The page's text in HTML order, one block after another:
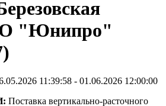
"Юнипро"
11:39:58 - 01.06.2026 12:00:00
Поставка вертикально-расточного